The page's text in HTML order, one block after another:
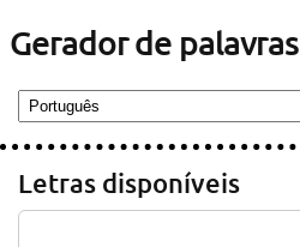
Gerador de palavras
Letras disponíveis